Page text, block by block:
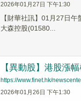
2026年01月27日 下午1:30
【財華社訊】01月27日
大森控股(01580...
【異動股】港股漲
https://www.finet.hk/
2026年01月26日 下午1:30